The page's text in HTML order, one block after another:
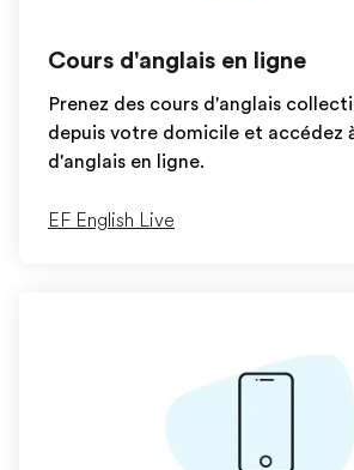
Cours d'anglais en ligne
Prenez des cours d'anglais
depuis votre domicile et accédez
d'anglais en ligne.
EF English Live